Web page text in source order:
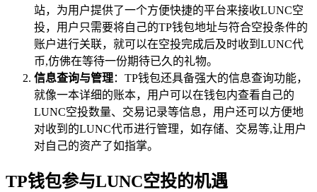
站，为用户提供了一个方便快捷的平台来接收LUNC空
投，用户只需要将自己的TP钱包地址与符合空投条件的
账户进行关联，就可以在空投完成后及时收到LUNC代
币,仿佛在等待一份期待已久的礼物。
信息查询与管理：TP钱包还具备强大的信息查询功能，
就像一本详细的账本，用户可以在钱包内查看自己的
LUNC空投数量、交易记录等信息，用户还可以方便地
对收到的LUNC代币进行管理，如存储、交易等,让用户
对自己的资产了如指掌。
TP钱包参与LUNC空投的机遇